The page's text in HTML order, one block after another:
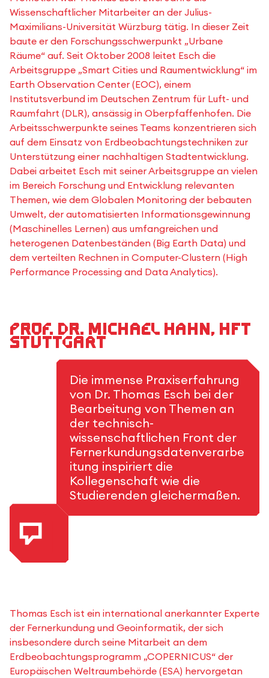
Wissenschaftlicher Mitarbeiter an der Julius-
Maximilians-Universität Würzburg tätig. In dieser Zeit
baute er den Forschungsschwerpunkt „Urbane
Räume“ auf. Seit Oktober 2008 leitet Esch die
Arbeitsgruppe „Smart Cities und Raumentwicklung“ im
Earth Observation Center (EOC), einem
Institutsverbund im Deutschen Zentrum für Luft- und
Raumfahrt (DLR), ansässig in Oberpfaffenhofen. Die
Arbeitsschwerpunkte seines Teams konzentrieren sich
auf dem Einsatz von Erdbeobachtungstechniken zur
Unterstützung einer nachhaltigen Stadtentwicklung.
Dabei arbeitet Esch mit seiner Arbeitsgruppe an vielen
im Bereich Forschung und Entwicklung relevanten
Themen, wie dem Globalen Monitoring der bebauten
Umwelt, der automatisierten Informationsgewinnung
(Maschinelles Lernen) aus umfangreichen und
heterogenen Datenbeständen (Big Earth Data) und
dem verteilten Rechnen in Computer-Clustern (High
Performance Processing and Data Analytics).
Prof. Dr. Michael Hahn, HFT
Stuttgart
Die immense Praxiserfahrung
von Dr. Thomas Esch bei der
Bearbeitung von Themen an
der technisch-
wissenschaftlichen Front der
Fernerkundungsdatenverarbe
itung inspiriert die
Kollegenschaft wie die
Studierenden gleichermaßen.
Thomas Esch ist ein international anerkannter Experte
der Fernerkundung und Geoinformatik, der sich
insbesondere durch seine Mitarbeit an dem
Erdbeobachtungsprogramm „COPERNICUS“ der
Europäischen Weltraumbehörde (ESA) hervorgetan